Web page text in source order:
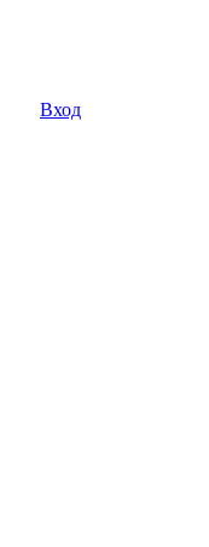
Вход